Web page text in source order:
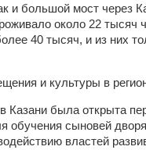
и большой мост через
около 22 тысяч
40 тысяч, и из них
и культуры в
Казани была открыта
обучения сыновей
властей